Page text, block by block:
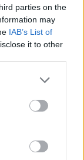
parties on the
may
IAB’s List of
it to other